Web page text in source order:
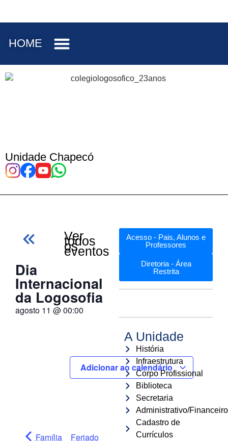
HOME
Unidade Chapecó
Ver
todos
os
eventos
Dia
Internacional
da Logosofia
agosto 11 @00:00
Adicionar ao calendário
Família
Feriado
Acesso - Pais, Alunos e
Professores
Diretoria - Área
Restrita
A Unidade
História
Infraestrutura
Corpo Profissional
Biblioteca
Secretaria
Administrativo/Financeiro
Cadastro de
Currículos